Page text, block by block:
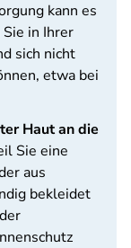
kann es
in Ihrer
sich nicht
etwa bei
Haut an die
Sie eine
aus
bekleidet